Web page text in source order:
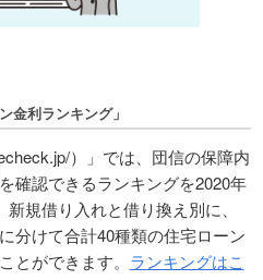
金利ランキング」
）」では、団信の保障内
確認できるランキングを2020年
規借り入れと借り換え別に、
分けて合計40種類の住宅ローン
とができます。 ランキングはこ